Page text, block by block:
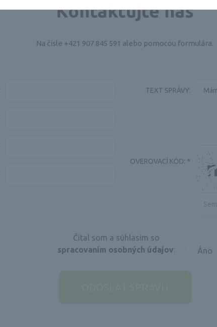
Kontaktujte nás
Na čísle +421 907 845 591 alebo pomocou formulára.
TEXT SPRÁVY:
OVEROVACÍ KÓD: *
Čítal som a súhlasím so
spracovaním osobných údajov: Áno